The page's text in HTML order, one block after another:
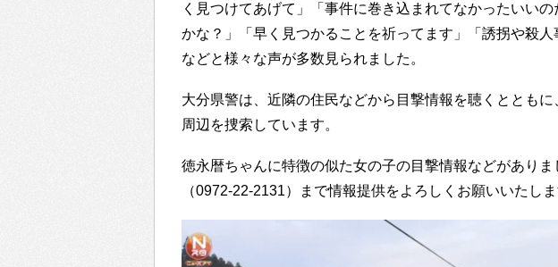
く見つけてあげて」「事件に巻き込まれてなかったいい
かな？」「早く見つかることを祈ってます」「誘拐や殺人
などと様々な声が多数見られました。
大分県警は、近隣の住民などから目撃情報を聴くととも
周辺を捜索しています。
徳永暦ちゃんに特徴の似た女の子の目撃情報などがあり
（0972-22-2131）まで情報提供をよろしくお願いいたしま